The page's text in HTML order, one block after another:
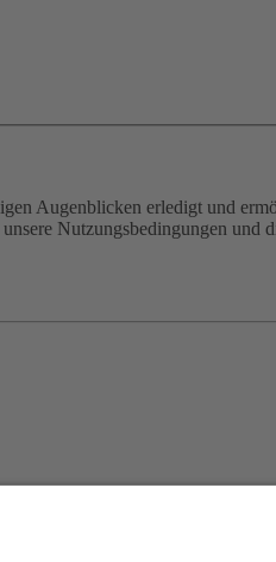
Augenblicken erledigt und
Nutzungsbedingungen